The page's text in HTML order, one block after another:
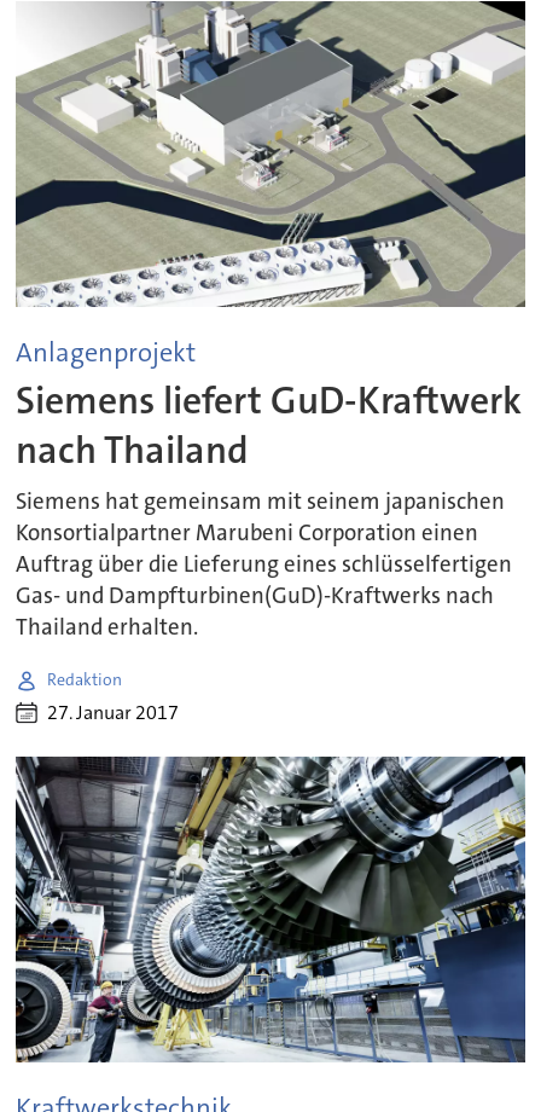
Anlagenprojekt
Siemens liefert GuD-Kraftwerk
nach Thailand
Siemens hat gemeinsam mit seinem japanischen
Konsortialpartner Marubeni Corporation einen
Auftrag über die Lieferung eines schlüsselfertigen
Gas- und Dampfturbinen(GuD)-Kraftwerks nach
Thailand erhalten.
Redaktion
27. Januar 2017